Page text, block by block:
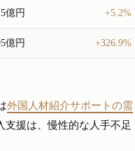
億円 +5.2%
億円 +326.9%
外国人材紹介サポートの需
支援は、慢性的な人手不足